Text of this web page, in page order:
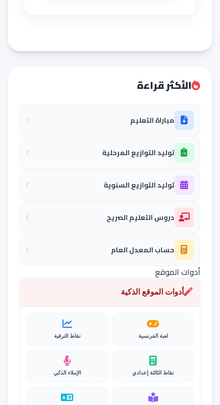
الأكثر قراءة
مباراة التعليم
توليد التوازيع المرحلية
توليد التوازيع السنوية
دروس التعليم الصريح
حساب المعدل العام
أدوات الموقع
أدوات الموقع الذكية
لعبة الفرنسية نقاط الترقية
نقاط الثالثة إعدادي الإملاء الذكي